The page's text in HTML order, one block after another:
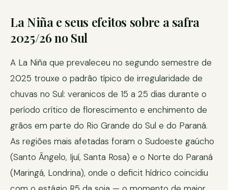
La Niña e seus efeitos sobre a safra
2025/26 no Sul
A La Niña que prevaleceu no segundo semestre de
2025 trouxe o padrão típico de irregularidade de
chuvas no Sul: veranicos de 15 a 25 dias durante o
período crítico de florescimento e enchimento de
grãos em parte do Rio Grande do Sul e do Paraná.
As regiões mais afetadas foram o Sudoeste gaúcho
(Santo Ângelo, Ijuí, Santa Rosa) e o Norte do Paraná
(Maringá, Londrina), onde o deficit hídrico coincidiu